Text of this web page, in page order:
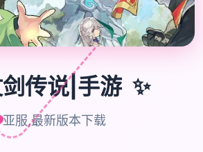
传说|手游 ✨
亚服,最新版本下载